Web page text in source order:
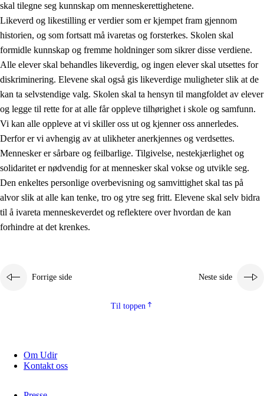
1.4 Skaperglede, engasjement og utforskertrang
1.5 Respekt for naturen og miljøbevissthet
1.6 Demokrati og medvirkning
skal tilegne seg kunnskap om menneskerettighetene.
Likeverd og likestilling er verdier som er kjempet fram gjennom
historien, og som fortsatt må ivaretas og forsterkes. Skolen skal
formidle kunnskap og fremme holdninger som sikrer disse verdiene.
Alle elever skal behandles likeverdig, og ingen elever skal utsettes for
diskriminering. Elevene skal også gis likeverdige muligheter slik at de
kan ta selvstendige valg. Skolen skal ta hensyn til mangfoldet av elever
og legge til rette for at alle får oppleve tilhørighet i skole og samfunn.
Vi kan alle oppleve at vi skiller oss ut og kjenner oss annerledes.
Derfor er vi avhengig av at ulikheter anerkjennes og verdsettes.
Mennesker er sårbare og feilbarlige. Tilgivelse, nestekjærlighet og
solidaritet er nødvendig for at mennesker skal vokse og utvikle seg.
Den enkeltes personlige overbevisning og samvittighet skal tas på
alvor slik at alle kan tenke, tro og ytre seg fritt. Elevene skal selv bidra
til å ivareta menneskeverdet og reflektere over hvordan de kan
forhindre at det krenkes.
Forrige side Neste side
Til toppen
Om Udir
Kontakt oss